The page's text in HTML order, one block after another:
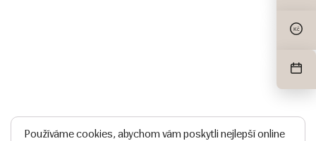
Používáme cookies, abychom vám poskytli nejlepší online
Kč